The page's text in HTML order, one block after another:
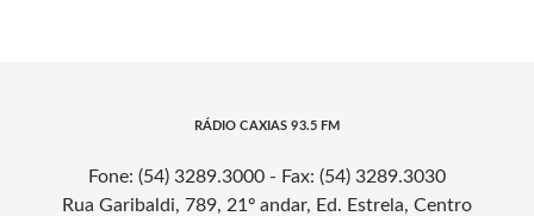
RÁDIO CAXIAS 93.5 FM
Fone: (54) 3289.3000 - Fax: (54) 3289.3030
Rua Garibaldi, 789, 21º andar, Ed. Estrela, Centro